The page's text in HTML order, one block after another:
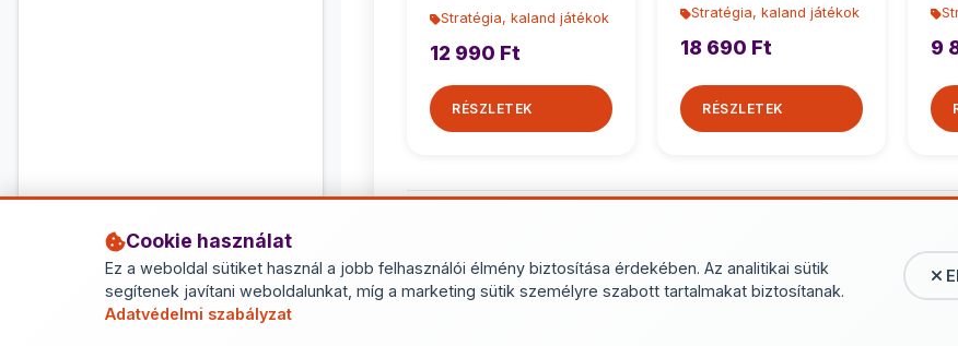
Cookie használat
Ez a weboldal sütiket használ a jobb felhasználói élmény biztosítása érdekében. Az analitikai sütik
segítenek javítani weboldalunkat, míg a marketing sütik személyre szabott tartalmakat biztosítanak.
Adatvédelmi szabályzat
Stratégia, kaland játékok
12 990 Ft
RÉSZLETEK
Stratégia, kaland játékok
18 690 Ft
RÉSZLETEK
9
További termékek -